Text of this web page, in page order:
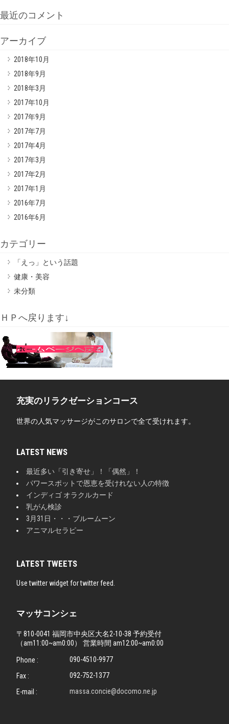
最近のコメント
アーカイブ
2018年10月
2018年9月
2018年3月
2017年10月
2017年9月
2017年7月
2017年4月
2017年3月
2017年2月
2017年1月
2016年7月
2016年6月
カテゴリー
「えっ」という話題
健康・美容
未分類
ＨＰへ戻ります↓
充実のリラクゼーションコース
世界の人気マッサージがこのサロンで全て受けれます。
LATEST NEWS
最近多い「引き寄せ」！「偶然」！
パワースポットで恩恵を受けれない人の特徴
インディゴ オラクルカード
乳がん検診
3月31日・・・ブルームーン
アニマルセラピー
LATEST TWEETS
Use twitter widget for twitter feed.
マッサコンシェ
〒810-0041 福岡市中央区大名2-10-38 予約受付
（am11:00~am0:00） 営業時間 am12:00~am0:00
Phone :
090-4510-9977
Fax :
092-752-1377
E-mail :
massa.concie@docomo.ne.jp